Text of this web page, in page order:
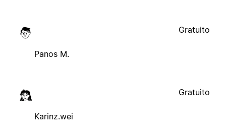
Panos M.
Gratuito
Karinz.wei
Gratuito